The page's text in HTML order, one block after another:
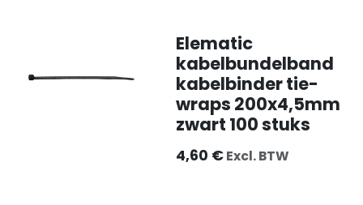
Elematic
kabelbundelband
kabelbinder tie-
wraps 200x4,5mm
zwart 100 stuks
4,60 €Excl. BTW